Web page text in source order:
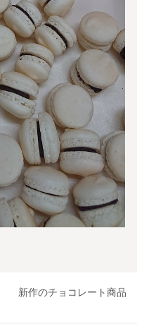
新作のチョコレート商品